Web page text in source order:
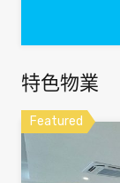
特色物業
Featured